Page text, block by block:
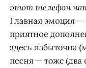
этот телефон
Главная эмоция —
приятное
здесь избыточна
песня — тоже (два